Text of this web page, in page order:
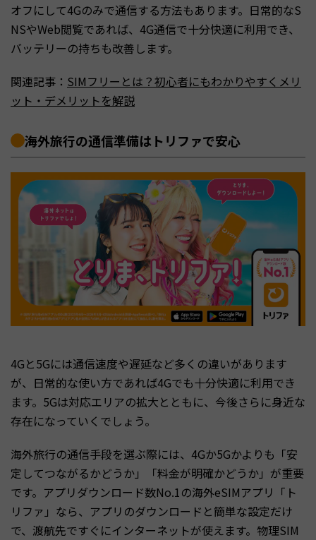
オフにして4Gのみで通信する方法もあります。日常的なS
NSやWeb閲覧であれば、4G通信で十分快適に利用でき、
バッテリーの持ちも改善します。
関連記事： SIMフリーとは？初心者にもわかりやすくメリ
ット・デメリットを解説
海外旅行の通信準備はトリファで安心
4Gと5Gには通信速度や遅延など多くの違いがあります
が、日常的な使い方であれば4Gでも十分快適に利用でき
ます。5Gは対応エリアの拡大とともに、今後さらに身近な
存在になっていくでしょう。
海外旅行の通信手段を選ぶ際には、4Gか5Gかよりも「安
定してつながるかどうか」「料金が明確かどうか」が重要
です。アプリダウンロード数No.1の海外eSIMアプリ「ト
リファ」なら、アプリのダウンロードと簡単な設定だけ
で、渡航先ですぐにインターネットが使えます。物理SIM